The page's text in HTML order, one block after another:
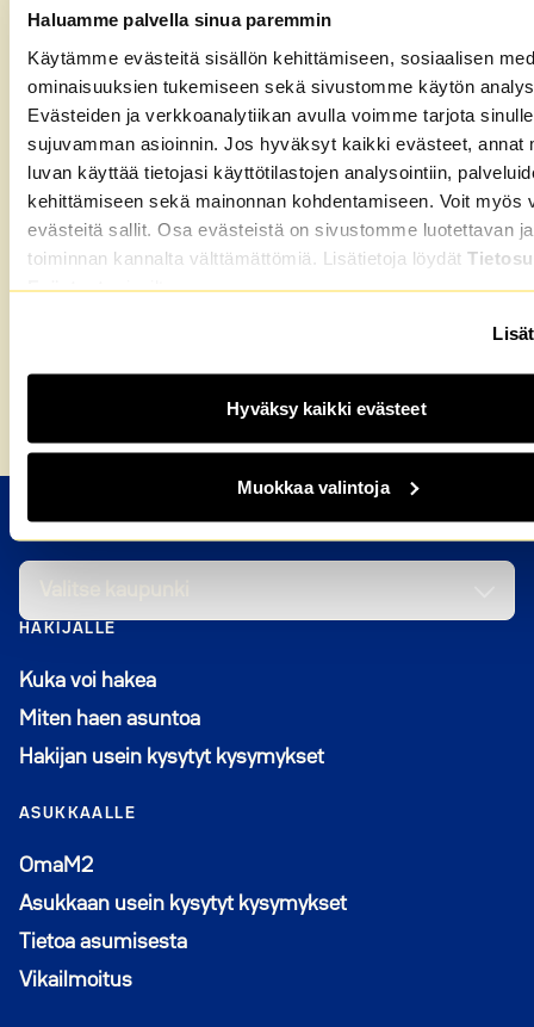
Haluamme palvella sinua paremmin
Käytämme evästeitä sisällön kehittämiseen, sosiaalisen
ominaisuuksien tukemiseen sekä sivustomme käytön
Evästeiden ja verkkoanalytiikan avulla voimme tarjota sinulle
sujuvamman asioinnin. Jos hyväksyt kaikki evästeet, annat
luvan käyttää tietojasi käyttötilastojen analysointiin,
kehittämiseen sekä mainonnan kohdentamiseen. Voit myös
evästeitä sallit. Osa evästeistä on sivustomme luotettavan
toiminnan kannalta välttämättömiä. Lisätietoja löydät
Evästeet-sivuiltamme.
Hyväksy kaikki evästeet
Muokkaa valintoja
Lastensuojeluliiton paikallisyhdistyksistä ja piireistä
vuokraa lastentarvikkeita, kuten turvaistuimia.
Mahdollisuutta kannattaa tiedustella oman alueen
paikallisyhdistyksestä.
Huomioi tämä!Myös palvelusten vaihtaminen
helpottaa arkea. Verottajan kanta on, että perinteinen
naapuriapu ja talkootyöt eivät ole verotettavaa työtä,
mutta kahdenkeskeinen tai monenkeskeinen
vaihtotyö ovat. Lue lisää verottajan ohjeesta täältä .
Etusivu»Älä osta omaksi, vaan lainaa
M2-KOTIEN VUOKRA-ASUNNOT
HAKIJALLE
Kuka voi hakea
Miten haen asuntoa
Hakijan usein kysytyt kysymykset
ASUKKAALLE
OmaM2Avautuu uuteen ikkunaan
Asukkaan usein kysytyt kysymykset
Tietoa asumisesta
Vikailmoitus